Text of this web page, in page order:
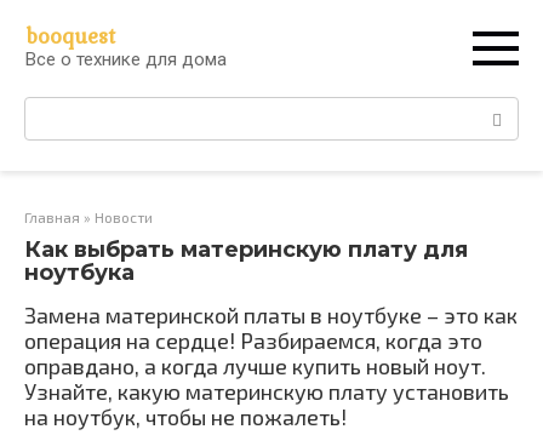
контенту
booquest
Все о технике для дома
Поиск:
Главная » Новости
Как выбрать материнскую плату для
ноутбука
Замена материнской платы в ноутбуке – это как
операция на сердце! Разбираемся, когда это
оправдано, а когда лучше купить новый ноут.
Узнайте, какую материнскую плату установить
на ноутбук, чтобы не пожалеть!